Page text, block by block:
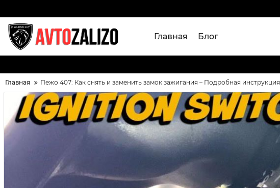
Главная Блог
Главная Пежо 407: Как снять и заменить замок зажигания – Подробная инструкция